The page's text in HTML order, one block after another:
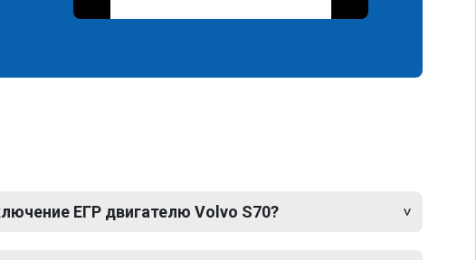
ЕГР двигателю Volvo S70?